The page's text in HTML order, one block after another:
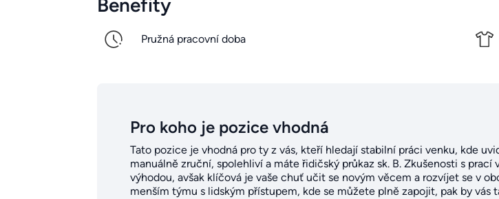
Benefity
Pružná pracovní doba
Pro koho je pozice vhodná
Tato pozice je vhodná pro ty z vás, kteří hledají stabilní práci venku, kde
manuálně zruční, spolehliví a máte řidičský průkaz sk. B. Zkušenosti s
výhodou, avšak klíčová je vaše chuť učit se novým věcem a rozvíjet se v
menším týmu s lidským přístupem, kde se můžete plně zapojit, pak by vás